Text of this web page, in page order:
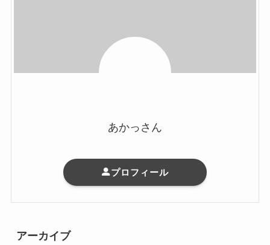
あかっさん
プロフィール
アーカイブ